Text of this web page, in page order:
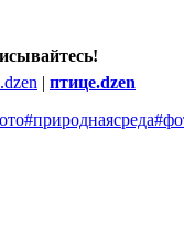
| птице.dzen
#природнаясреда